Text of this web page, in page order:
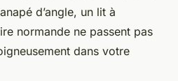
d’angle, un lit à
normande ne passent pas
dans votre